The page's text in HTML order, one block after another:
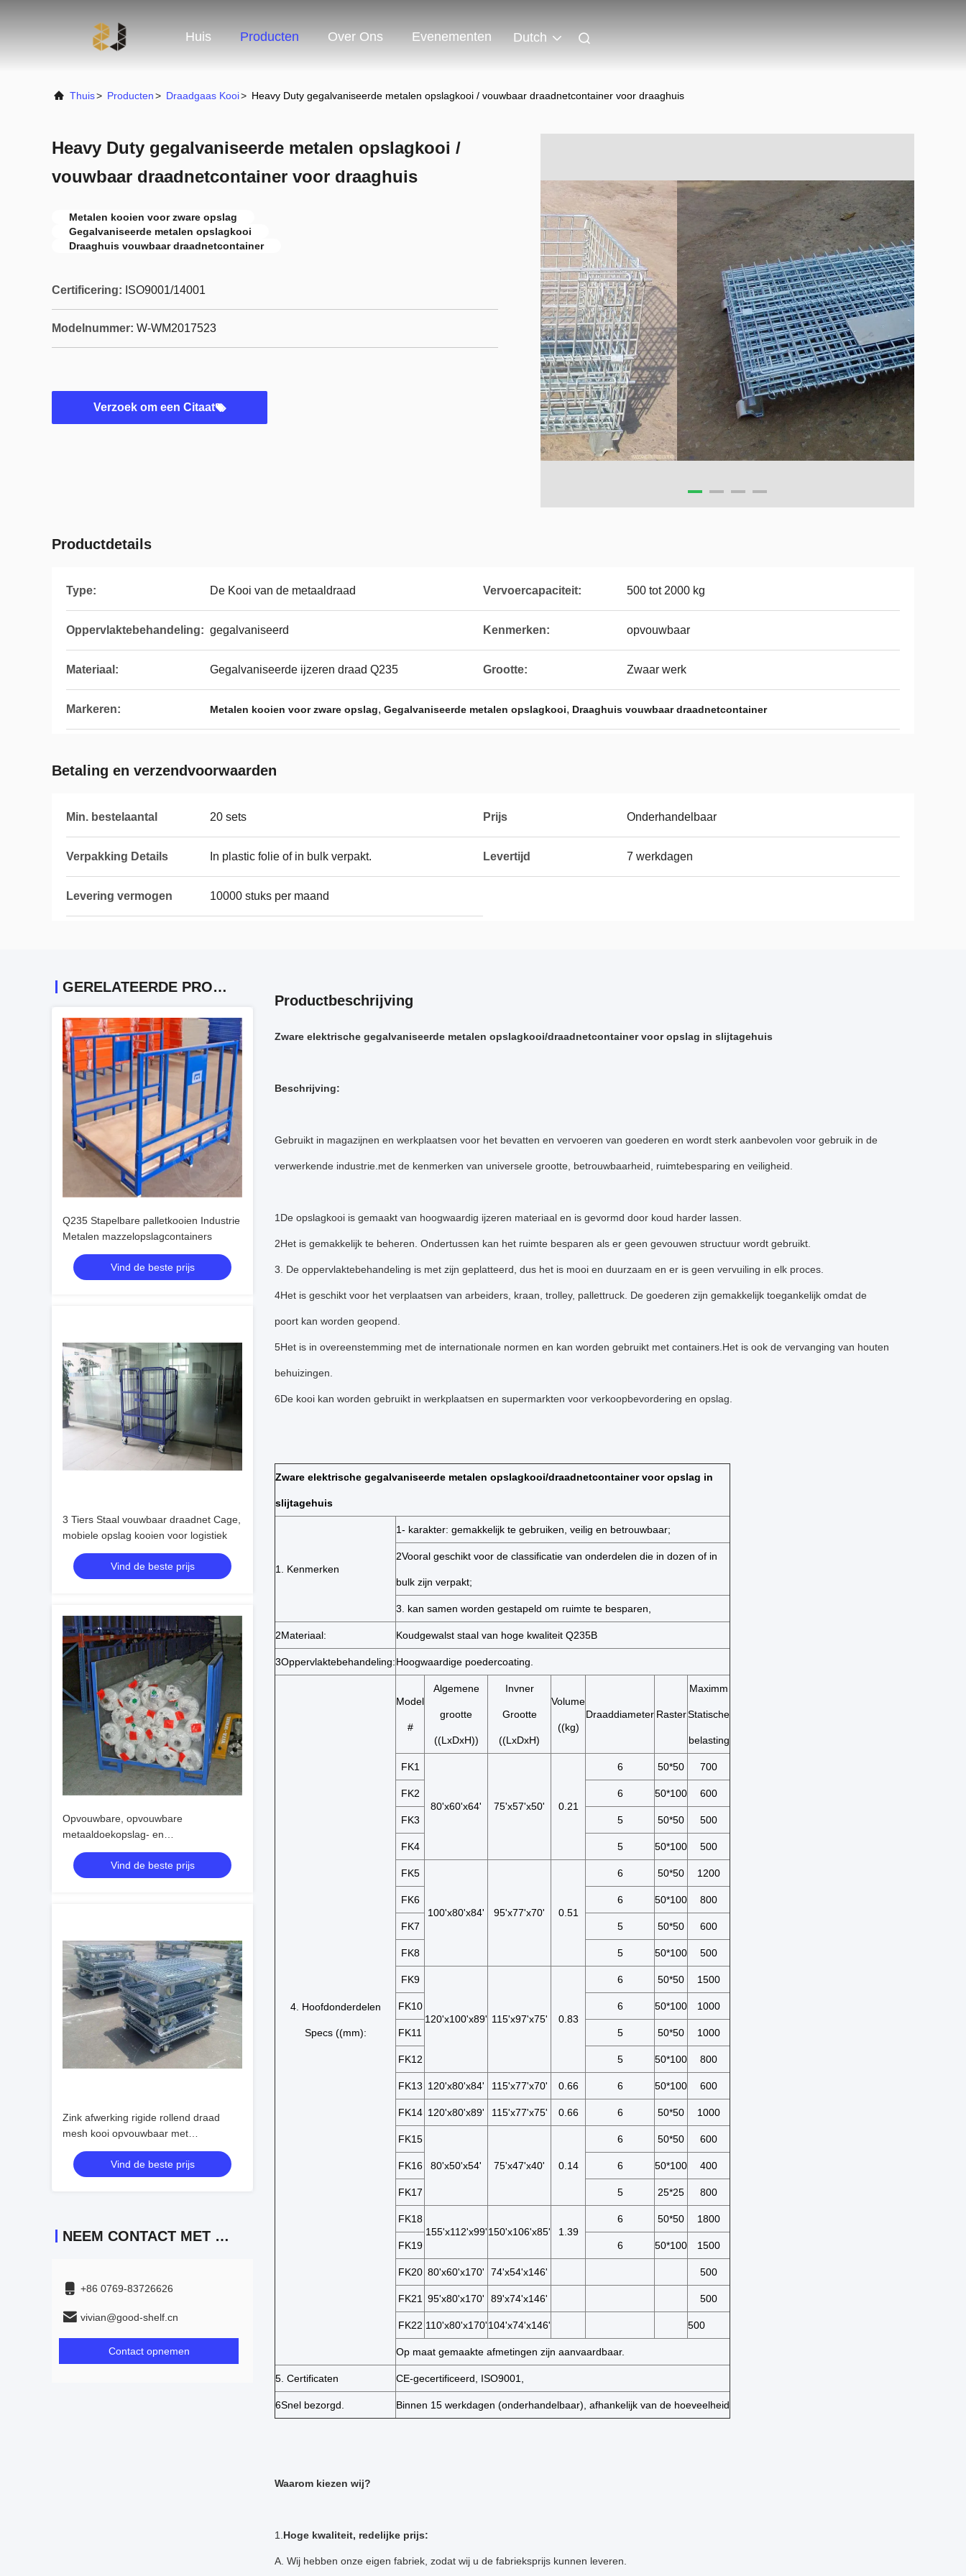
Huis Producten Over Ons Evenementen Dutch
Thuis> Producten> Draadgaas Kooi> Heavy Duty gegalvaniseerde metalen opslagkooi / vouwbaar draadnetcontainer voor draaghuis
Heavy Duty gegalvaniseerde metalen opslagkooi /
vouwbaar draadnetcontainer voor draaghuis
Metalen kooien voor zware opslag
Gegalvaniseerde metalen opslagkooi
Draaghuis vouwbaar draadnetcontainer
Certificering: ISO9001/14001
Modelnummer: W-WM2017523
Verzoek om een Citaat
Productdetails
Type: De Kooi van de metaaldraad Vervoercapaciteit: 500 tot 2000 kg
Oppervlaktebehandeling: gegalvaniseerd Kenmerken: opvouwbaar
Materiaal: Gegalvaniseerde ijzeren draad Q235 Grootte: Zwaar werk
Markeren: Metalen kooien voor zware opslag, Gegalvaniseerde metalen opslagkooi, Draaghuis vouwbaar draadnetcontainer
Betaling en verzendvoorwaarden
Min. bestelaantal 20 sets Prijs Onderhandelbaar
Verpakking Details In plastic folie of in bulk verpakt. Levertijd 7 werkdagen
Levering vermogen 10000 stuks per maand
GERELATEERDE PRODUCTEN
Q235 Stapelbare palletkooien Industrie
Metalen mazzelopslagcontainers
Vind de beste prijs
3 Tiers Staal vouwbaar draadnet Cage,
mobiele opslag kooien voor logistiek
Vind de beste prijs
Opvouwbare, opvouwbare
metaaldoekopslag- en
transportcontainer
Vind de beste prijs
Zink afwerking rigide rollend draad
mesh kooi opvouwbaar met
voetremmen / rollen
Vind de beste prijs
NEEM CONTACT MET ONS OP
+86 0769-83726626
vivian@good-shelf.cn
Contact opnemen
Productbeschrijving
Zware elektrische gegalvaniseerde metalen opslagkooi/draadnetcontainer voor opslag in slijtagehuis
Beschrijving:
Gebruikt in magazijnen en werkplaatsen voor het bevatten en vervoeren van goederen en wordt sterk aanbevolen voor gebruik in de
verwerkende industrie.met de kenmerken van universele grootte, betrouwbaarheid, ruimtebesparing en veiligheid.
1De opslagkooi is gemaakt van hoogwaardig ijzeren materiaal en is gevormd door koud harder lassen.
2Het is gemakkelijk te beheren. Ondertussen kan het ruimte besparen als er geen gevouwen structuur wordt gebruikt.
3. De oppervlaktebehandeling is met zijn geplatteerd, dus het is mooi en duurzaam en er is geen vervuiling in elk proces.
4Het is geschikt voor het verplaatsen van arbeiders, kraan, trolley, pallettruck. De goederen zijn gemakkelijk toegankelijk omdat de
poort kan worden geopend.
5Het is in overeenstemming met de internationale normen en kan worden gebruikt met containers.Het is ook de vervanging van houten
behuizingen.
6De kooi kan worden gebruikt in werkplaatsen en supermarkten voor verkoopbevordering en opslag.
Zware elektrische gegalvaniseerde metalen opslagkooi/draadnetcontainer voor opslag in
slijtagehuis
1. Kenmerken
1- karakter: gemakkelijk te gebruiken, veilig en betrouwbaar;
2Vooral geschikt voor de classificatie van onderdelen die in dozen of in
bulk zijn verpakt;
3. kan samen worden gestapeld om ruimte te besparen,
2Materiaal: Koudgewalst staal van hoge kwaliteit Q235B
3Oppervlaktebehandeling:Hoogwaardige poedercoating.
4. Hoofdonderdelen
Specs ((mm):
Model
#
Algemene
grootte
((LxDxH))
Invner
Grootte
((LxDxH)
Volume
((kg)
Draaddiameter Raster
Maximm
Statische
belasting
FK1
80'x60'x64' 75'x57'x50' 0.21
6 50*50 700
FK2 6 50*100 600
FK3 5 50*50 500
FK4 5 50*100 500
FK5
100'x80'x84' 95'x77'x70' 0.51
6 50*50 1200
FK6 6 50*100 800
FK7 5 50*50 600
FK8 5 50*100 500
FK9
120'x100'x89' 115'x97'x75' 0.83
6 50*50 1500
FK10 6 50*100 1000
FK11 5 50*50 1000
FK12 5 50*100 800
FK13 120'x80'x84' 115'x77'x70' 0.66 6 50*100 600
FK14 120'x80'x89' 115'x77'x75' 0.66 6 50*50 1000
FK15
80'x50'x54' 75'x47'x40' 0.14
6 50*50 600
FK16 6 50*100 400
FK17 5 25*25 800
FK18
155'x112'x99'150'x106'x85' 1.39
6 50*50 1800
FK19 6 50*100 1500
FK20 80'x60'x170' 74'x54'x146' 500
FK21 95'x80'x170' 89'x74'x146' 500
FK22 110'x80'x170'104'x74'x146' 500
Op maat gemaakte afmetingen zijn aanvaardbaar.
5. Certificaten CE-gecertificeerd, ISO9001,
6Snel bezorgd. Binnen 15 werkdagen (onderhandelbaar), afhankelijk van de hoeveelheid
Waarom kiezen wij?
1. Hoge kwaliteit, redelijke prijs:
A. Wij hebben onze eigen fabriek, zodat wij u de fabrieksprijs kunnen leveren.